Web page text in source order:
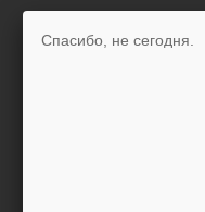
Спасибо, не сегодня.